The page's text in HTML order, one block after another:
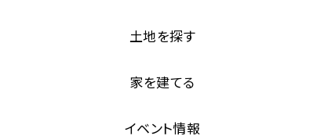
土地を探す
家を建てる
イベント情報